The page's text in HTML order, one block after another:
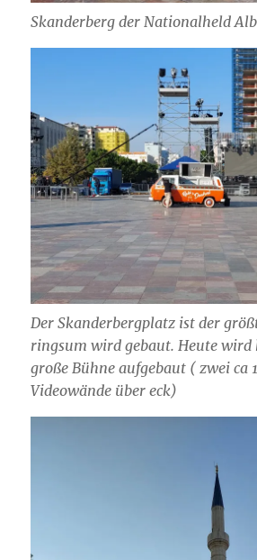
Skanderberg der Nationalheld
Der Skanderbergplatz ist der
ringsum wird gebaut. Heute wird
große Bühne aufgebaut ( zwei ca
Videowände über eck)